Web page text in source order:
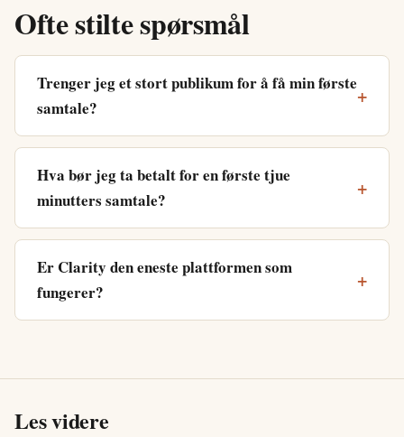
Ofte stilte spørsmål
Trenger jeg et stort publikum for å få min første
samtale?
Hva bør jeg ta betalt for en første tjue
minutters samtale?
Er Clarity den eneste plattformen som
fungerer?
Les videre